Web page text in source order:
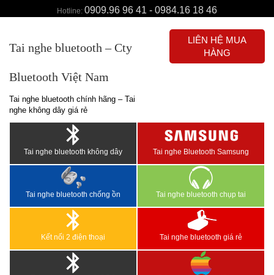
Hotline: 0909.96 96 41 - 0984.16 18 46
Tai nghe bluetooth – Cty
Bluetooth Việt Nam
Tai nghe bluetooth chính hãng – Tai
nghe không dây giá rẻ
LIÊN HỆ MUA
HÀNG
Tai nghe bluetooth không dây Tai nghe Bluetooth Samsung
Tai nghe bluetooth chống ồn Tai nghe bluetooth chụp tai
Kết nối 2 điện thoại Tai nghe bluetooth giá rẻ